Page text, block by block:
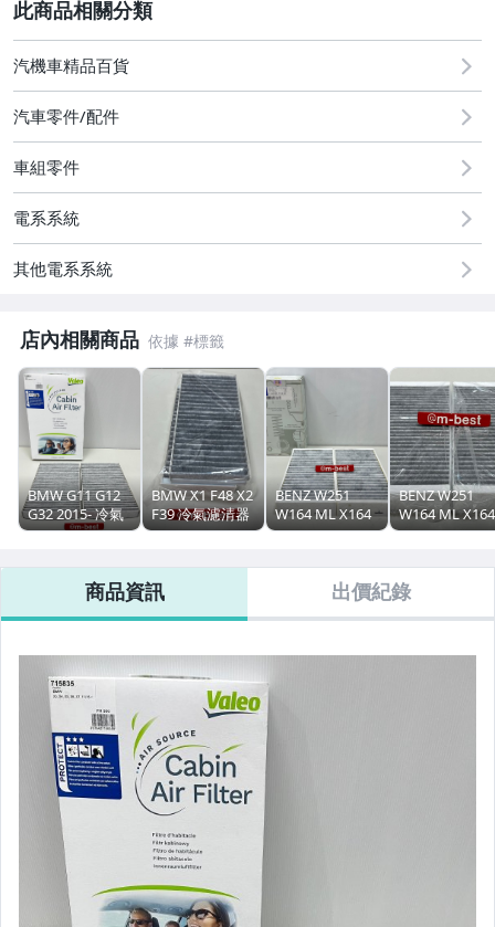
其它
汽機車精品百貨
汽車零件/配件
車組零件
電系系統
其他電系系統
店內相關商品
BMW G11 G12
G32 2015- 冷氣
濾清器組 濾網
材質.2片裝)
(Valeo廠製)
64119361717
BMW X1 F48 X2
F39 冷氣濾清器
冷氣芯子 冷氣濾
2片裝) CAFM品
牌 64119321875
BENZ W251
W164 ML X164
GL 冷氣濾清器
(活性碳材質.2片
裝)(賓士原廠貨)
1648300218
BENZ W251
W164 ML X164
GL 冷氣濾清器
內用 (活性碳材
質.2片裝)
(HENGST品牌)
1648300218
商品資訊 出價紀錄